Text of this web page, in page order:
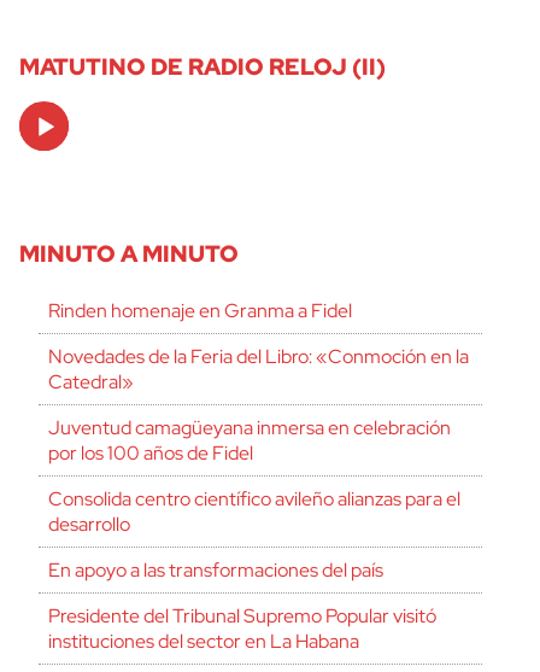
MATUTINO DE RADIO RELOJ (II)
Audio
Player
MINUTO A MINUTO
Rinden homenaje en Granma a Fidel
Novedades de la Feria del Libro: «Conmoción en la
Catedral»
Juventud camagüeyana inmersa en celebración
por los 100 años de Fidel
Consolida centro científico avileño alianzas para el
desarrollo
En apoyo a las transformaciones del país
Presidente del Tribunal Supremo Popular visitó
instituciones del sector en La Habana